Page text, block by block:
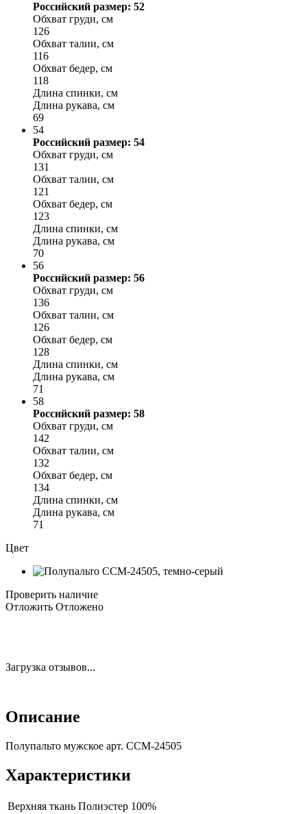
Российский размер: 52
Обхват груди, см
126
Обхват талии, см
116
Обхват бедер, см
118
Длина спинки, см
Длина рукава, см
69
54
Российский размер: 54
Обхват груди, см
131
Обхват талии, см
121
Обхват бедер, см
123
Длина спинки, см
Длина рукава, см
70
56
Российский размер: 56
Обхват груди, см
136
Обхват талии, см
126
Обхват бедер, см
128
Длина спинки, см
Длина рукава, см
71
58
Российский размер: 58
Обхват груди, см
142
Обхват талии, см
132
Обхват бедер, см
134
Длина спинки, см
Длина рукава, см
71
Цвет
Проверить наличие
Отложить Отложено
Загрузка отзывов...
Описание
Полупальто мужское арт. CCM-24505
Характеристики
Верхняя ткань Полиэстер 100%